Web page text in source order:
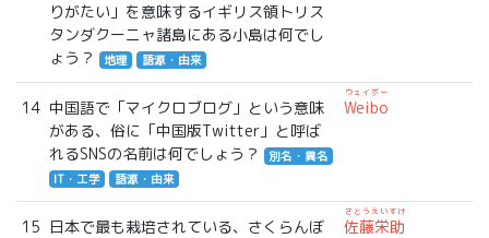
りがたい」を意味するイギリス領トリス
タンダクーニャ諸島にある小島は何でし
ょう？
地理 語源・由来
14 中国語で「マイクロブログ」という意味
がある、俗に「中国版Twitter」と呼ば
れるSNSの名前は何でしょう？
別名・異名
IT・工学
語源・由来
Weibo
ウェイボー
15 日本で最も栽培されている、さくらんぼ
佐藤栄助
さとうえいすけ